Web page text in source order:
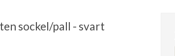
sockel/pall - svart